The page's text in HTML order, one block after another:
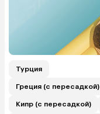
Турция
Греция (с пересадкой)
Кипр (с пересадкой)